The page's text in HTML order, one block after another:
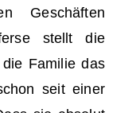
Geschäften
stellt die
Familie das
seit einer